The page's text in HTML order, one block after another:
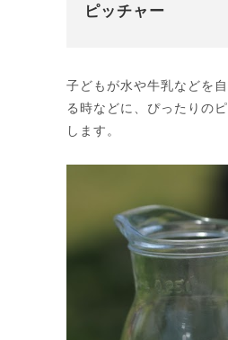
ピッチャー
子どもが水や牛乳などを
る時などに、ぴったりの
します。